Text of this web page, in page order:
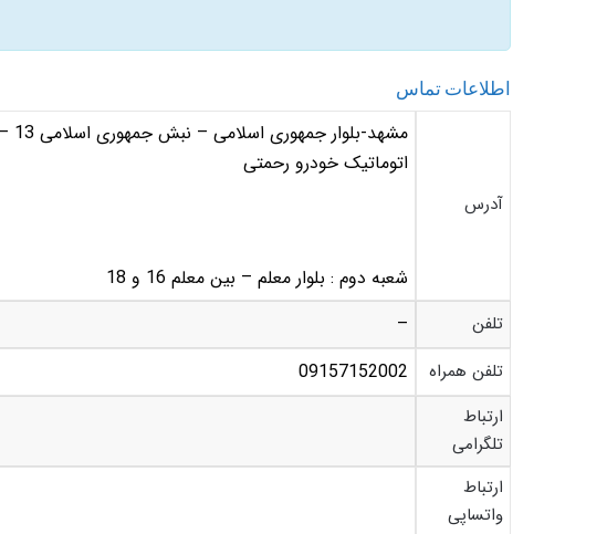
اطلاعات تماس
آدرس
اتوماتیک خودرو رحمتی
شعبه دوم : بلوار معلم – بین معلم 16 و 18
تلفن –
تلفن همراه 09157152002
ارتباط
تلگرامی
ارتباط
واتساپی